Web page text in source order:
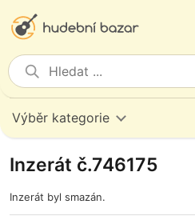
Výběr kategorie
Inzerát č.746175
Inzerát byl smazán.